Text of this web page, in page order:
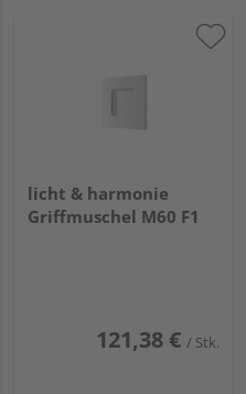
licht & harmonie
Griffmuschel M60 F1
121,38 € / Stk.